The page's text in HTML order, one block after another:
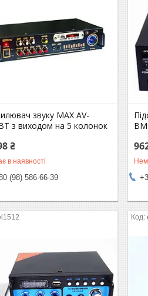
звуку MAX AV-
з виходом на 5 колонок
₴
в наявності
(98) 586-66-39